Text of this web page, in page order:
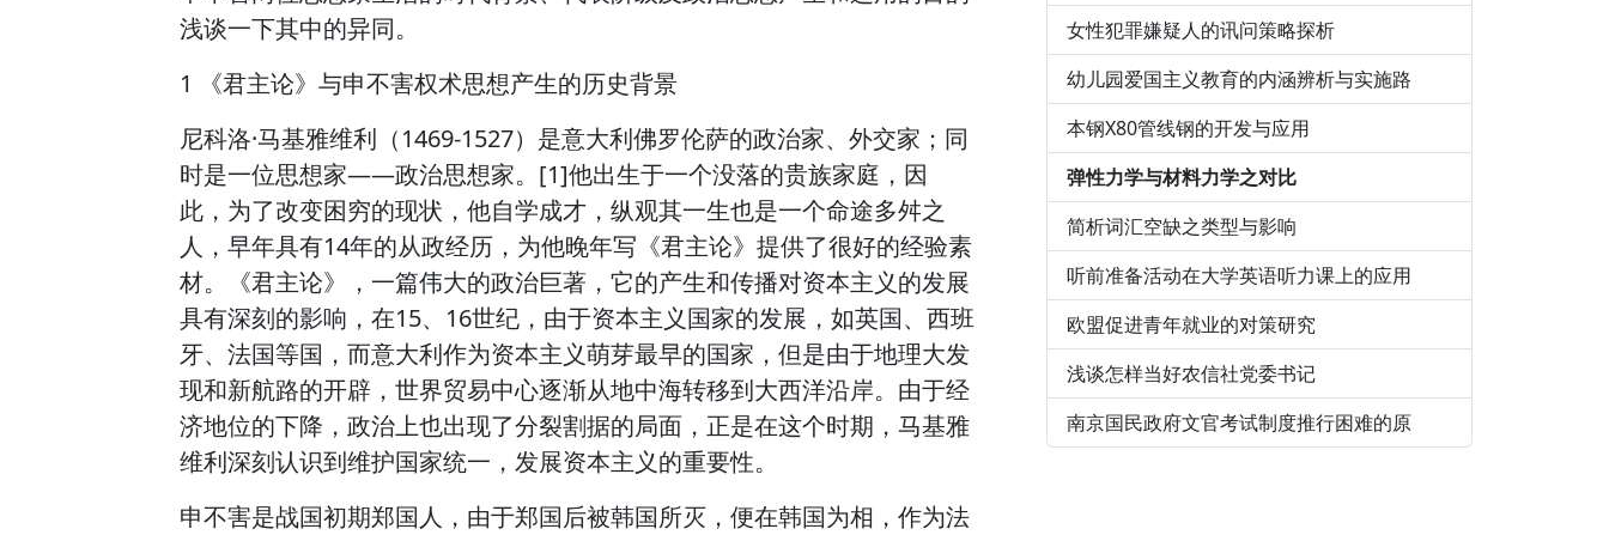
浅谈一下其中的异同。
1 《君主论》与申不害权术思想产生的历史背景
尼科洛·马基雅维利（1469-1527）是意大利佛罗伦萨的政治家、外交家；同
时是一位思想家——政治思想家。[1]他出生于一个没落的贵族家庭，因
此，为了改变困穷的现状，他自学成才，纵观其一生也是一个命途多舛之
人，早年具有14年的从政经历，为他晚年写《君主论》提供了很好的经验素
材。《君主论》，一篇伟大的政治巨著，它的产生和传播对资本主义的发展
具有深刻的影响，在15、16世纪，由于资本主义国家的发展，如英国、西班
牙、法国等国，而意大利作为资本主义萌芽最早的国家，但是由于地理大发
现和新航路的开辟，世界贸易中心逐渐从地中海转移到大西洋沿岸。由于经
济地位的下降，政治上也出现了分裂割据的局面，正是在这个时期，马基雅
维利深刻认识到维护国家统一，发展资本主义的重要性。
申不害是战国初期郑国人，由于郑国后被韩国所灭，便在韩国为相，作为法
女性犯罪嫌疑人的讯问策略探析
幼儿园爱国主义教育的内涵辨析与实施路
本钢X80管线钢的开发与应用
弹性力学与材料力学之对比
简析词汇空缺之类型与影响
听前准备活动在大学英语听力课上的应用
欧盟促进青年就业的对策研究
浅谈怎样当好农信社党委书记
南京国民政府文官考试制度推行困难的原